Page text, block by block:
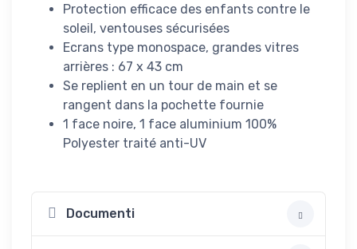
Protection efficace des enfants contre le
soleil, ventouses sécurisées
Ecrans type monospace, grandes vitres
arrières : 67 x 43 cm
Se replient en un tour de main et se
rangent dans la pochette fournie
1 face noire, 1 face aluminium 100%
Polyester traité anti-UV
Documenti